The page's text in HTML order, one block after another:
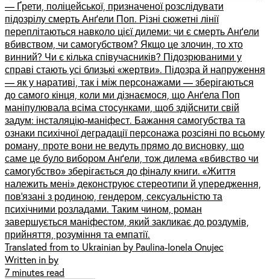
— Ґрети, поліцейської, призначеної розслідувати
підозрілу смерть Анґели Поп. Різні сюжетні лінії
переплітаються навколо цієї дилеми: чи є смерть Анґели
вбивством, чи самогубством? Якщо це злочин, то хто
винний? Чи є кілька співучасників? Підозрюваними у
справі стають усі близькі «жертви». Підозра й напруження
— як у наративі, так і між персонажами — зберігаються
до самого кінця, коли ми дізнаємося, що Анґела Поп
маніпулювала всіма стосунками, щоб здійснити свій
задум: інсталяцію-маніфест. Бажання самогубства та
ознаки психічної деградації персонажа розсіяні по всьому
роману, проте вони не ведуть прямо до висновку, що
саме це було вибором Анґели, тож дилема «вбивство чи
самогубство» зберігається до фіналу книги. «Життя
належить мені» деконструює стереотипи й упередження,
пов’язані з родиною, гендером, сексуальністю та
психічними розладами. Таким чином, роман
завершується маніфестом, який закликає до роздумів,
прийняття, розуміння та емпатії.
Translated from to Ukrainian by Paulina-Ionela Onujec
Written in by
7 minutes read